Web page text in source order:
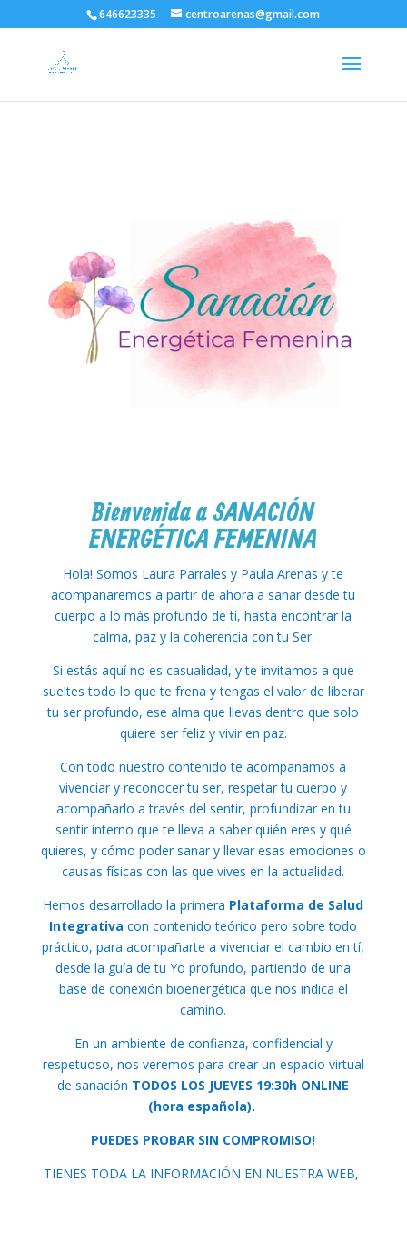
646623335 centroarenas@gmail.com
Bienvenidaa SANACIÓN
ENERGÉTICA FEMENINA
Hola! Somos Laura Parrales y Paula Arenas y te
acompañaremos a partir de ahora a sanar desde tu
cuerpo a lo más profundo de tí, hasta encontrar la
calma, paz y la coherencia con tu Ser.
Si estás aquí no es casualidad, y te invitamos a que
sueltes todo lo que te frena y tengas el valor de liberar
tu ser profundo, ese alma que llevas dentro que solo
quiere ser feliz y vivir en paz.
Con todo nuestro contenido te acompañamos a
vivenciar y reconocer tu ser, respetar tu cuerpo y
acompañarlo a través del sentir, profundizar en tu
sentir interno que te lleva a saber quién eres y qué
quieres, y cómo poder sanar y llevar esas emociones o
causas físicas con las que vives en la actualidad.
Hemos desarrollado la primera Plataforma de Salud
Integrativa con contenido teórico pero sobre todo
práctico, para acompañarte a vivenciar el cambio en tí,
desde la guía de tu Yo profundo, partiendo de una
base de conexión bioenergética que nos indica el
camino.
En un ambiente de confianza, confidencial y
respetuoso, nos veremos para crear un espacio virtual
de sanación TODOS LOS JUEVES 19:30h ONLINE
(hora española).
PUEDES PROBAR SIN COMPROMISO!
TIENES TODA LA INFORMACIÓN EN NUESTRA WEB,